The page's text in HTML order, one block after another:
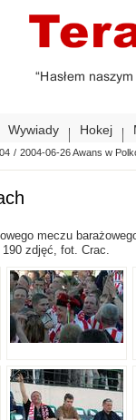
Wywiady Hokej
/ 2004-06-26 Awans w
meczu
zdjęć, fot. Crac.